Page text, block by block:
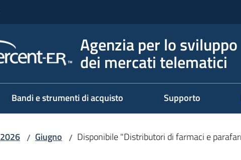
Agenzia per lo sviluppo
dei mercati telematici
Bandi e strumenti di acquisto Supporto
2026 / Giugno / Disponibile "Distributori di farmaci e